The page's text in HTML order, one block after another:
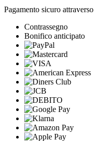
Pagamento sicuro attraverso
Contrassegno
Bonifico anticipato